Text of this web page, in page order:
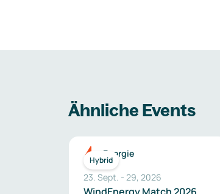
Ähnliche Events
Hybrid
Energie
23. Sept. - 29, 2026